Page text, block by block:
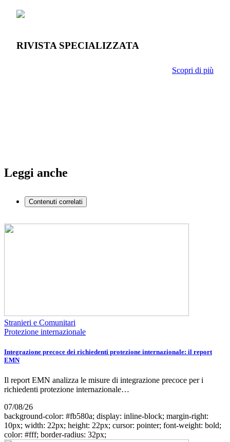
RIVISTA SPECIALIZZATA
Scopri di più
Leggi anche
Contenuti correlati
Stranieri e Comunitari
Protezione internazionale
Integrazione precoce dei richiedenti protezione internazionale: il report
EMN
Il report EMN analizza le misure di integrazione precoce per i
richiedenti protezione internazionale…
07/08/26
background-color: #fb580a; display: inline-block; margin-right:
10px; width: 22px; height: 22px; cursor: pointer; font-weight: bold;
color: #fff; border-radius: 32px;